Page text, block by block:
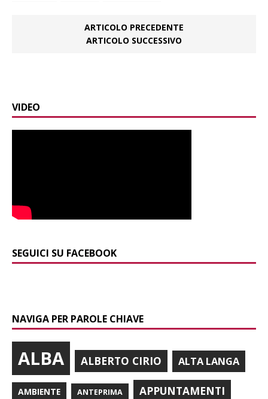
ARTICOLO PRECEDENTE
ARTICOLO SUCCESSIVO
VIDEO
SEGUICI SU FACEBOOK
NAVIGA PER PAROLE CHIAVE
ALBA ALBERTO CIRIO ALTA LANGA
AMBIENTE ANTEPRIMA APPUNTAMENTI